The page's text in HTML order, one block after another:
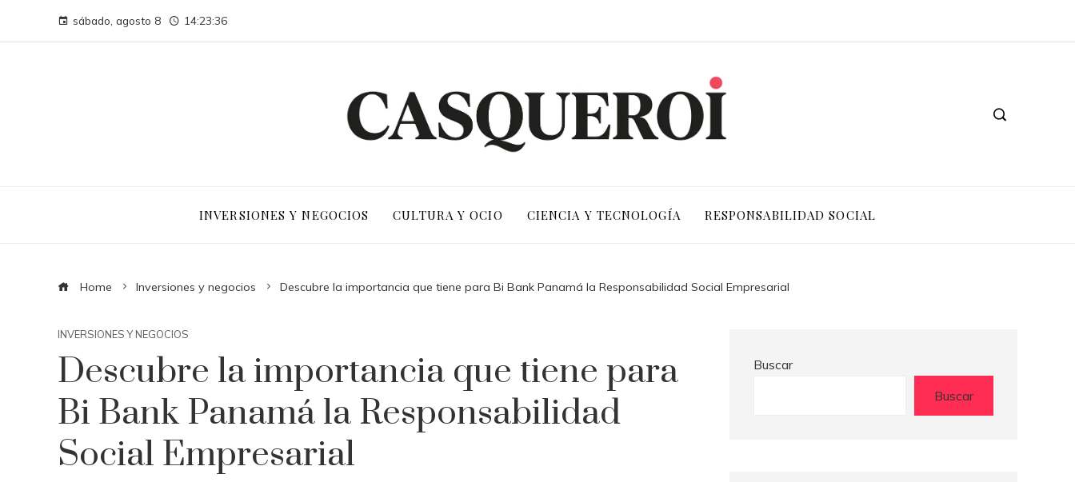
sábado, agosto 8 14:23:37
INVERSIONES Y NEGOCIOS CULTURA Y OCIO CIENCIA Y TECNOLOGÍA RESPONSABILIDAD SOCIAL
Home Inversiones y negocios Descubre la importancia que tiene para Bi Bank Panamá la Responsabilidad Social Empresarial
INVERSIONES Y NEGOCIOS
Descubre la importancia que tiene para
Bi Bank Panamá la Responsabilidad
Social Empresarial
Buscar
Buscar